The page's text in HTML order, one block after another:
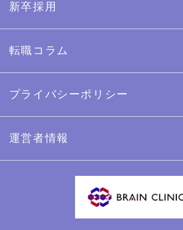
新卒採用
転職コラム
プライバシーポリシー
運営者情報